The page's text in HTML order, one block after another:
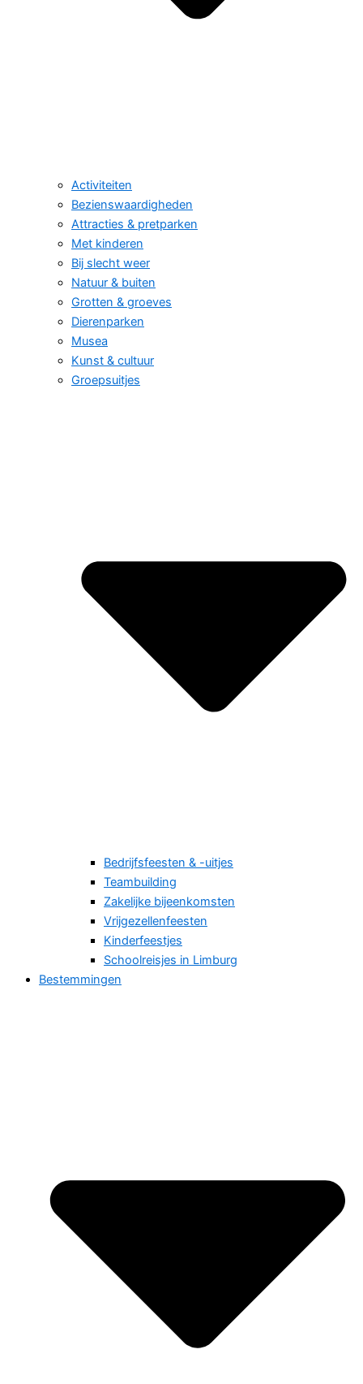
Activiteiten
Bezienswaardigheden
Attracties & pretparken
Met kinderen
Bij slecht weer
Natuur & buiten
Grotten & groeves
Dierenparken
Musea
Kunst & cultuur
Groepsuitjes
Bedrijfsfeesten & -uitjes
Teambuilding
Zakelijke bijeenkomsten
Vrijgezellenfeesten
Kinderfeestjes
Schoolreisjes in Limburg
Bestemmingen